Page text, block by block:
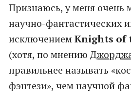
Признаюсь, у меня очень
научно-фантастических
исключениемKnights of
(хотя, по мнению
правильнее называть
фэнтези», чем научной